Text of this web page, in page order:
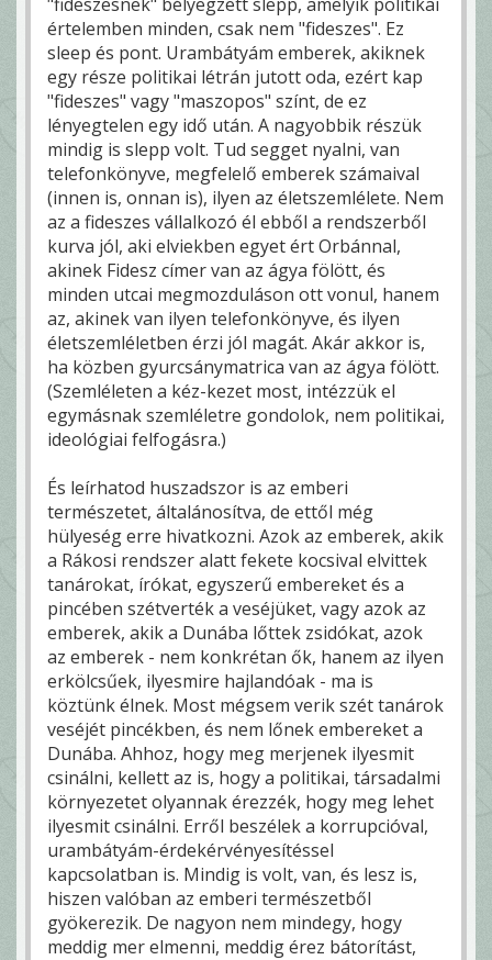
értelemben minden, csak nem "fideszes". Ez
sleep és pont. Urambátyám emberek, akiknek
egy része politikai létrán jutott oda, ezért kap
"fideszes" vagy "maszopos" színt, de ez
lényegtelen egy idő után. A nagyobbik részük
mindig is slepp volt. Tud segget nyalni, van
telefonkönyve, megfelelő emberek számaival
(innen is, onnan is), ilyen az életszemlélete. Nem
az a fideszes vállalkozó él ebből a rendszerből
kurva jól, aki elviekben egyet ért Orbánnal,
akinek Fidesz címer van az ágya fölött, és
minden utcai megmozduláson ott vonul, hanem
az, akinek van ilyen telefonkönyve, és ilyen
életszemléletben érzi jól magát. Akár akkor is,
ha közben gyurcsánymatrica van az ágya fölött.
(Szemléleten a kéz-kezet most, intézzük el
egymásnak szemléletre gondolok, nem politikai,
ideológiai felfogásra.)
És leírhatod huszadszor is az emberi
természetet, általánosítva, de ettől még
hülyeség erre hivatkozni. Azok az emberek, akik
a Rákosi rendszer alatt fekete kocsival elvittek
tanárokat, írókat, egyszerű embereket és a
pincében szétverték a veséjüket, vagy azok az
emberek, akik a Dunába lőttek zsidókat, azok
az emberek - nem konkrétan ők, hanem az ilyen
erkölcsűek, ilyesmire hajlandóak - ma is
köztünk élnek. Most mégsem verik szét tanárok
veséjét pincékben, és nem lőnek embereket a
Dunába. Ahhoz, hogy meg merjenek ilyesmit
csinálni, kellett az is, hogy a politikai, társadalmi
környezetet olyannak érezzék, hogy meg lehet
ilyesmit csinálni. Erről beszélek a korrupcióval,
urambátyám-érdekérvényesítéssel
kapcsolatban is. Mindig is volt, van, és lesz is,
hiszen valóban az emberi természetből
gyökerezik. De nagyon nem mindegy, hogy
meddig mer elmenni, meddig érez bátorítást,